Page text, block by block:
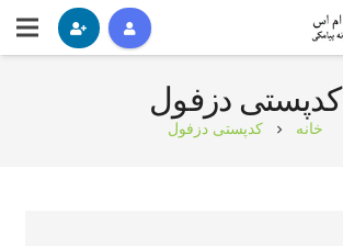
کدپستی دزفول
خانه chevron_right کدپستی دزفول